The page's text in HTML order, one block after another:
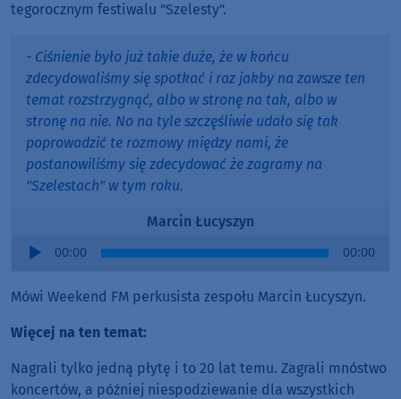
tegorocznym festiwalu "Szelesty".
- Ciśnienie było już takie duże, że w końcu
zdecydowaliśmy się spotkać i raz jakby na zawsze ten
temat rozstrzygnąć, albo w stronę na tak, albo w
stronę na nie. No na tyle szczęśliwie udało się tak
poprowadzić te rozmowy między nami, że
postanowiliśmy się zdecydować że zagramy na
"Szelestach" w tym roku.
Marcin Łucyszyn
Audio
00:00 00:00
Mówi Weekend FM perkusista zespołu Marcin Łucyszyn.
Więcej na ten temat:
Nagrali tylko jedną płytę i to 20 lat temu. Zagrali mnóstwo
koncertów, a później niespodziewanie dla wszystkich